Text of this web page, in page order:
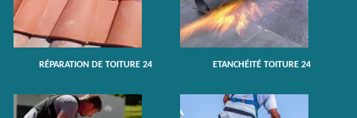
RÉPARATION DE TOITURE 24 ETANCHÉITÉ TOITURE 24